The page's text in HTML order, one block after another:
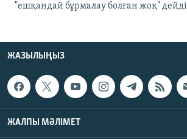
"ешқандай бұрмалау болған жоқ" дейді
ЖАЗЫЛЫҢЫЗ
ЖАЛПЫ МӘЛІМЕТ